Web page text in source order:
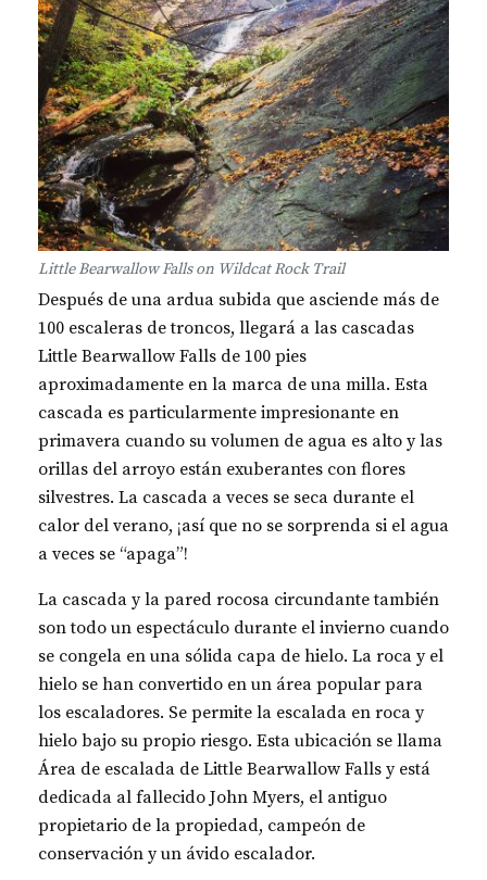
Little Bearwallow Falls on Wildcat Rock Trail
Después de una ardua subida que asciende más de
100 escaleras de troncos, llegará a las cascadas
Little Bearwallow Falls de 100 pies
aproximadamente en la marca de una milla. Esta
cascada es particularmente impresionante en
primavera cuando su volumen de agua es alto y las
orillas del arroyo están exuberantes con flores
silvestres. La cascada a veces se seca durante el
calor del verano, ¡así que no se sorprenda si el agua
a veces se “apaga”!
La cascada y la pared rocosa circundante también
son todo un espectáculo durante el invierno cuando
se congela en una sólida capa de hielo. La roca y el
hielo se han convertido en un área popular para
los escaladores. Se permite la escalada en roca y
hielo bajo su propio riesgo. Esta ubicación se llama
Área de escalada de Little Bearwallow Falls y está
dedicada al fallecido John Myers, el antiguo
propietario de la propiedad, campeón de
conservación y un ávido escalador.